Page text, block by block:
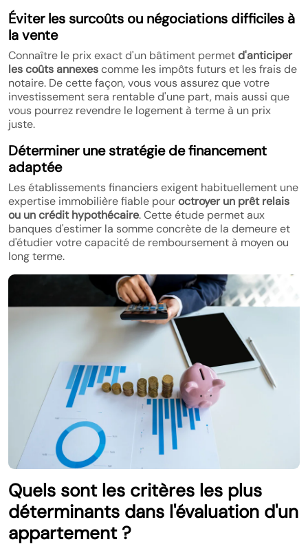
Éviter les surcoûts ou négociations difficiles à
la vente
Connaître le prix exact d'un bâtiment permetd'anticiper
les coûts annexescomme les impôts futurs et les frais de
notaire. De cette façon, vous vous assurez que votre
investissement sera rentable d'une part, mais aussi que
vous pourrez revendre le logement à terme à un prix
juste.
Déterminer une stratégie de financement
adaptée
Les établissements financiers exigent habituellement une
expertise immobilière fiable pouroctroyer un prêt relais
ou un crédit hypothécaire. Cette étude permet aux
banques d'estimer la somme concrète de la demeure et
d'étudier votre capacité de remboursement à moyen ou
long terme.
Quels sont les critères les plus
déterminants dans l'évaluation d'un
appartement ?